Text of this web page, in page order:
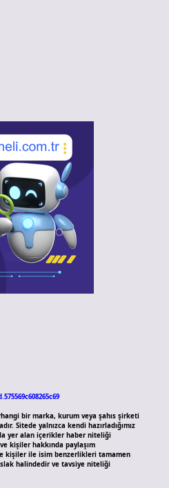
bir marka, kurum veya şahıs şirketi
Sitede yalnızca kendi hazırladığımız
yer alan içerikler haber niteliği
kişiler hakkında paylaşım
kişiler ile isim benzerlikleri tamamen
halindedir ve tavsiye niteliği